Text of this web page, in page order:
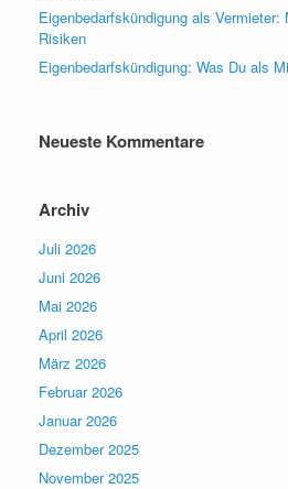
Eigenbedarfskündigung als
Risiken
Eigenbedarfskündigung: Was Du als
Neueste Kommentare
Archiv
Juli 2026
Juni 2026
Mai 2026
April 2026
März 2026
Februar 2026
Januar 2026
Dezember 2025
November 2025